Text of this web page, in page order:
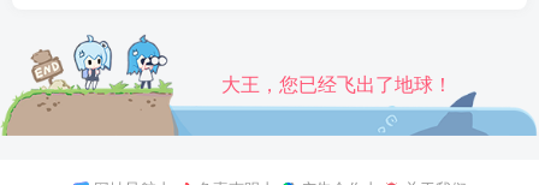
大王，您已经飞出了地球！